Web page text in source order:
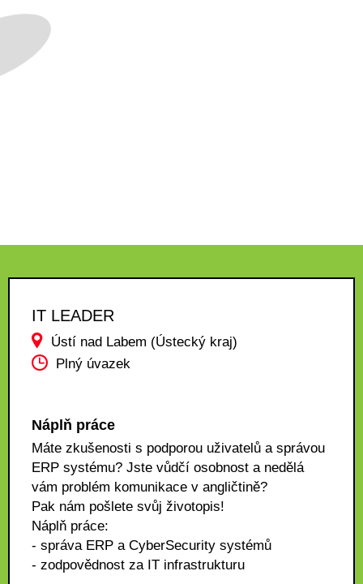
IT LEADER
Ústí nad Labem (Ústecký kraj)
Plný úvazek
Náplň práce
Máte zkušenosti s podporou uživatelů a správou
ERP systému? Jste vůdčí osobnost a nedělá
vám problém komunikace v angličtině?
Pak nám pošlete svůj životopis!
Náplň práce:
- správa ERP a CyberSecurity systémů
- zodpovědnost za IT infrastrukturu